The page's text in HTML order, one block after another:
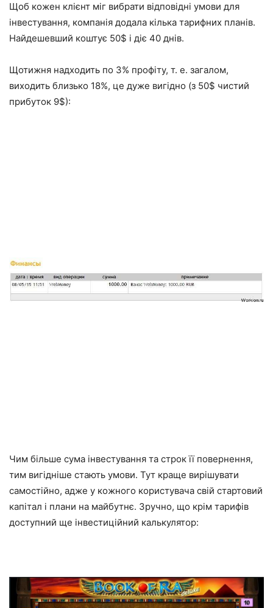
Щоб кожен клієнт міг вибрати відповідні умови для
інвестування, компанія додала кілька тарифних планів.
Найдешевший коштує 50$ і діє 40 днів.
Щотижня надходить по 3% профіту, т. е. загалом,
виходить близько 18%, це дуже вигідно (з 50$ чистий
прибуток 9$):
Чим більше сума інвестування та строк її повернення,
тим вигідніше стають умови. Тут краще вирішувати
самостійно, адже у кожного користувача свій стартовий
капітал і плани на майбутнє. Зручно, що крім тарифів
доступний ще інвестиційний калькулятор: